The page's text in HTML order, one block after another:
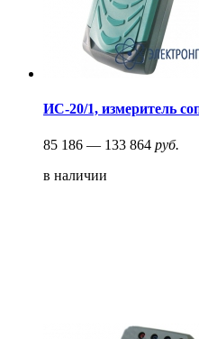
ИС-20/1, измеритель
85 186 — 133 864 руб.
в наличии